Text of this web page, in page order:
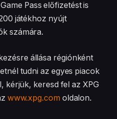
Pass előfizetést is
játékhoz nyújt
számára.
állása régiónként
tudni az egyes piacok
kérjük, keresd fel az XPG
www.xpg.comoldalon.